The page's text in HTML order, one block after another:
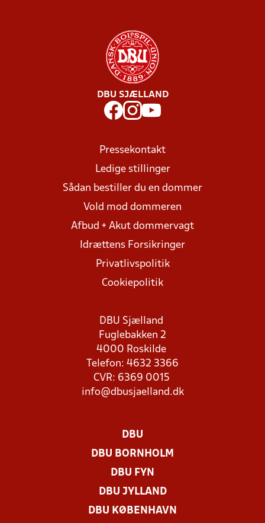
DBU SJÆLLAND
Pressekontakt
Ledige stillinger
Sådan bestiller du en dommer
Vold mod dommeren
Afbud + Akut dommervagt
Idrættens Forsikringer
Privatlivspolitik
Cookiepolitik
DBU Sjælland
Fuglebakken 2
4000 Roskilde
Telefon: 4632 3366
CVR: 6369 0015
info@dbusjaelland.dk
DBU
DBU BORNHOLM
DBU FYN
DBU JYLLAND
DBU KØBENHAVN